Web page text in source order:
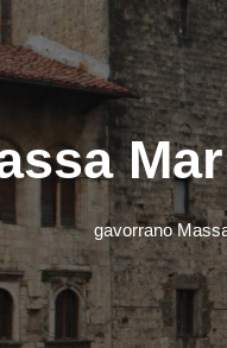
gavorrano